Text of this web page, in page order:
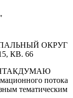
ОКРУГ
КВ. 66
ЯТАКДУМАЮ
потока
тематическим